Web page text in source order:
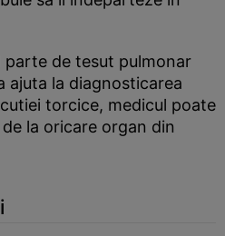
parte de tesut pulmonar
ajuta la diagnosticarea
torcice, medicul poate
la oricare organ din